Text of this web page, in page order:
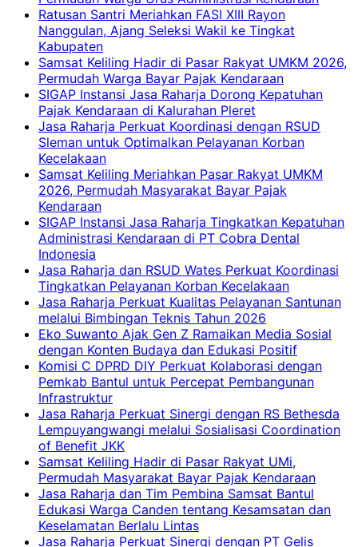
Ratusan Santri Meriahkan FASI XIII Rayon
Nanggulan, Ajang Seleksi Wakil ke Tingkat
Kabupaten
Samsat Keliling Hadir di Pasar Rakyat UMKM 2026,
Permudah Warga Bayar Pajak Kendaraan
SIGAP Instansi Jasa Raharja Dorong Kepatuhan
Pajak Kendaraan di Kalurahan Pleret
Jasa Raharja Perkuat Koordinasi dengan RSUD
Sleman untuk Optimalkan Pelayanan Korban
Kecelakaan
Samsat Keliling Meriahkan Pasar Rakyat UMKM
2026, Permudah Masyarakat Bayar Pajak
Kendaraan
SIGAP Instansi Jasa Raharja Tingkatkan Kepatuhan
Administrasi Kendaraan di PT Cobra Dental
Indonesia
Jasa Raharja dan RSUD Wates Perkuat Koordinasi
Tingkatkan Pelayanan Korban Kecelakaan
Jasa Raharja Perkuat Kualitas Pelayanan Santunan
melalui Bimbingan Teknis Tahun 2026
Eko Suwanto Ajak Gen Z Ramaikan Media Sosial
dengan Konten Budaya dan Edukasi Positif
Komisi C DPRD DIY Perkuat Kolaborasi dengan
Pemkab Bantul untuk Percepat Pembangunan
Infrastruktur
Jasa Raharja Perkuat Sinergi dengan RS Bethesda
Lempuyangwangi melalui Sosialisasi Coordination
of Benefit JKK
Samsat Keliling Hadir di Pasar Rakyat UMi,
Permudah Masyarakat Bayar Pajak Kendaraan
Jasa Raharja dan Tim Pembina Samsat Bantul
Edukasi Warga Canden tentang Kesamsatan dan
Keselamatan Berlalu Lintas
Jasa Raharja Perkuat Sinergi dengan PT Gelis